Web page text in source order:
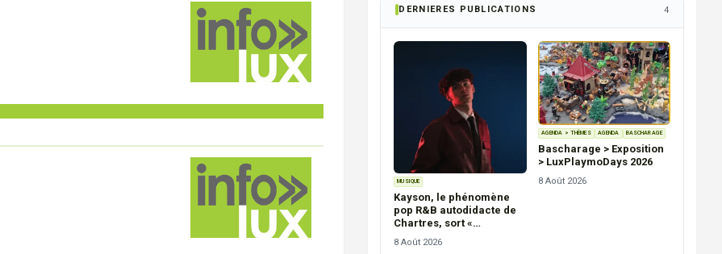
DERNIERES PUBLICATIONS 4
MUSIQUE
Kayson, le phénomène
pop R&B autodidacte de
Chartres, sort «
PHÉNOMÈNE »
8 Août 2026
AGENDA > THÈMES AGENDA BASCHARAGE
Bascharage > Exposition
> LuxPlaymoDays 2026
8 Août 2026